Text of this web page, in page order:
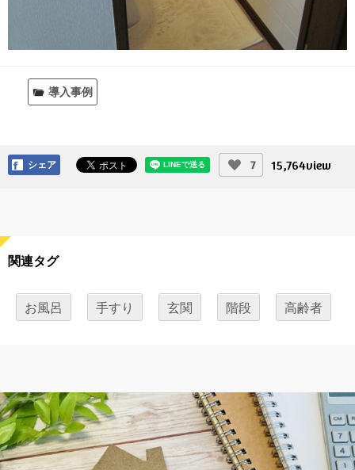
導入事例
シェア 7 15,764view
関連タグ
お風呂 手すり 玄関 階段 高齢者